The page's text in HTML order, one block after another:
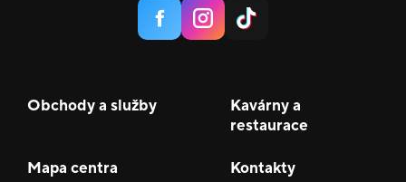
Obchody a služby
Kavárny a
restaurace
Mapa centra Kontakty